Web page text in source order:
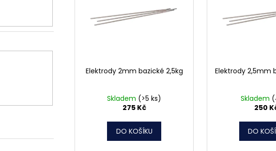
Elektrody 2mm bazické 2,5kg
Skladem (>5 ks)
275 Kč
DO KOŠÍKU
Elektrody 2,5mm
Skladem
250
DO